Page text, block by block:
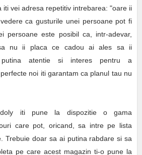
iti vei adresa repetitiv intrebarea: "oare ii
ca gusturile unei persoane pot fi
persoane este posibil ca, intr-adevar,
nu ii placa ce cadou ai ales sa ii
atentie si interes pentru a
noi iti garantam ca planul tau nu
iti pune la dispozitie o gama
care pot, oricand, sa intre pe lista
Trebuie doar sa ai putina rabdare si sa
pe care acest magazin ti-o pune la